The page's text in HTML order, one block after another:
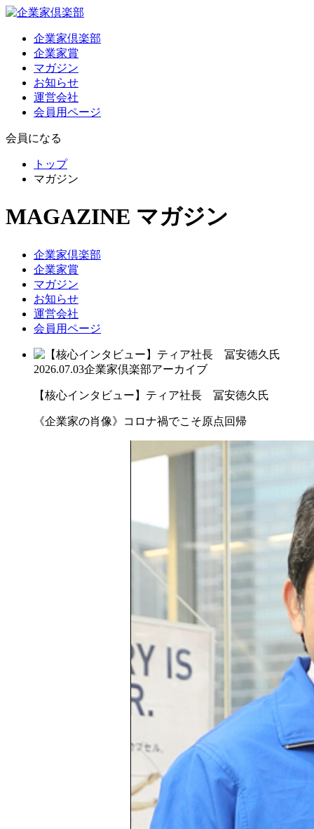
企業家倶楽部
企業家賞
マガジン
お知らせ
運営会社
会員用ページ
会員になる
トップ
マガジン
MAGAZINE マガジン
企業家倶楽部
企業家賞
マガジン
お知らせ
運営会社
会員用ページ
2026.07.03企業家倶楽部アーカイブ
【核心インタビュー】ティア社長 冨安徳久氏
《企業家の肖像》コロナ禍でこそ原点回帰